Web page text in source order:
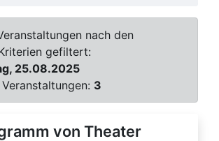
nach den
gefiltert:
25.08.2025
3
von Theater